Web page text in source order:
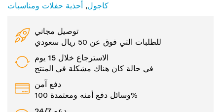
كاجول, أحذية حفلات ومناسبات
توصيل مجاني
للطلبات التي فوق عن 50 ريال سعودي
الاسترجاع خلال 15 يوم
في حالة كان هناك مشكلة في المنتج
دفع آمن
وسائل دفع أمنه ومعتمدة 100%